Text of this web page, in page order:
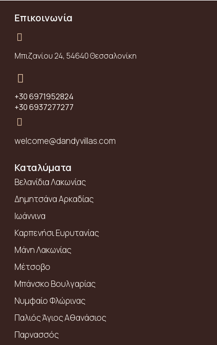
Επικοινωνία
Μπιζανίου 24, 54640 Θεσσαλονίκη
+30 6971952824
+30 6937277277
welcome@dandyvillas.com
Καταλύματα
Βελανίδια Λακωνίας
Δημητσάνα Αρκαδίας
Ιωάννινα
Καρπενήσι Ευρυτανίας
Μάνη Λακωνίας
Μέτσοβο
Μπάνσκο Βουλγαρίας
Νυμφαίο Φλώρινας
Παλιός Άγιος Αθανάσιος
Παρνασσός